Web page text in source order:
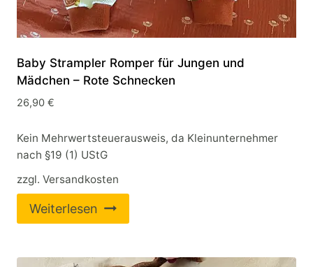
Baby Strampler Romper für Jungen und
Mädchen – Rote Schnecken
26,90 €
Kein Mehrwertsteuerausweis, da Kleinunternehmer
nach §19 (1) UStG
zzgl. Versandkosten
Weiterlesen